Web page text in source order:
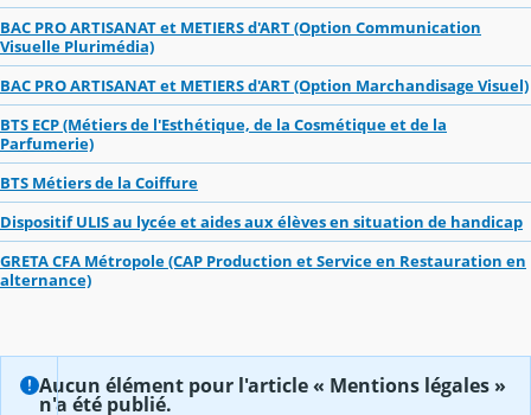
BAC PRO ARTISANAT et METIERS d'ART (Option Communication
Visuelle Plurimédia)
BAC PRO ARTISANAT et METIERS d'ART (Option Marchandisage Visuel)
BTS ECP (Métiers de l'Esthétique, de la Cosmétique et de la
Parfumerie)
BTS Métiers de la Coiffure
Dispositif ULIS au lycée et aides aux élèves en situation de handicap
GRETA CFA Métropole (CAP Production et Service en Restauration en
alternance)
Aucun élément pour l'article « Mentions légales »
n'a été publié.